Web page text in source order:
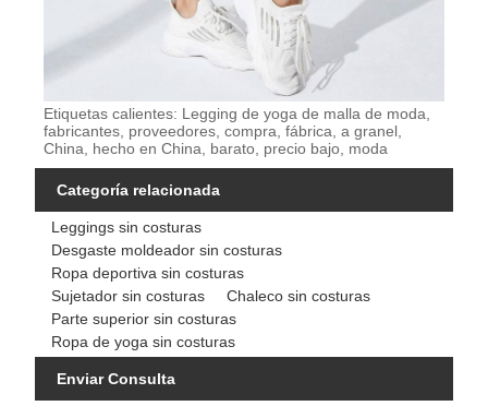
Etiquetas calientes: Legging de yoga de malla de moda,
fabricantes, proveedores, compra, fábrica, a granel,
China, hecho en China, barato, precio bajo, moda
Categoría relacionada
Leggings sin costuras
Desgaste moldeador sin costuras
Ropa deportiva sin costuras
Sujetador sin costuras
Chaleco sin costuras
Parte superior sin costuras
Ropa de yoga sin costuras
Enviar Consulta